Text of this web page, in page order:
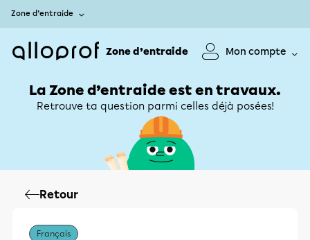
Zone d’entraide
Zone d’entraide Mon compte
La Zone d’entraide est en travaux.
Retrouve ta question parmi celles déjà posées!
Retour
Français